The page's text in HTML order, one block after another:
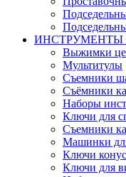
ИНСТРУМЕНТЫ
Выжимки
Мультитулы
Съемники
Съёмники
Наборы
Ключи для
Съемники
Машинки
Ключи
Ключи для